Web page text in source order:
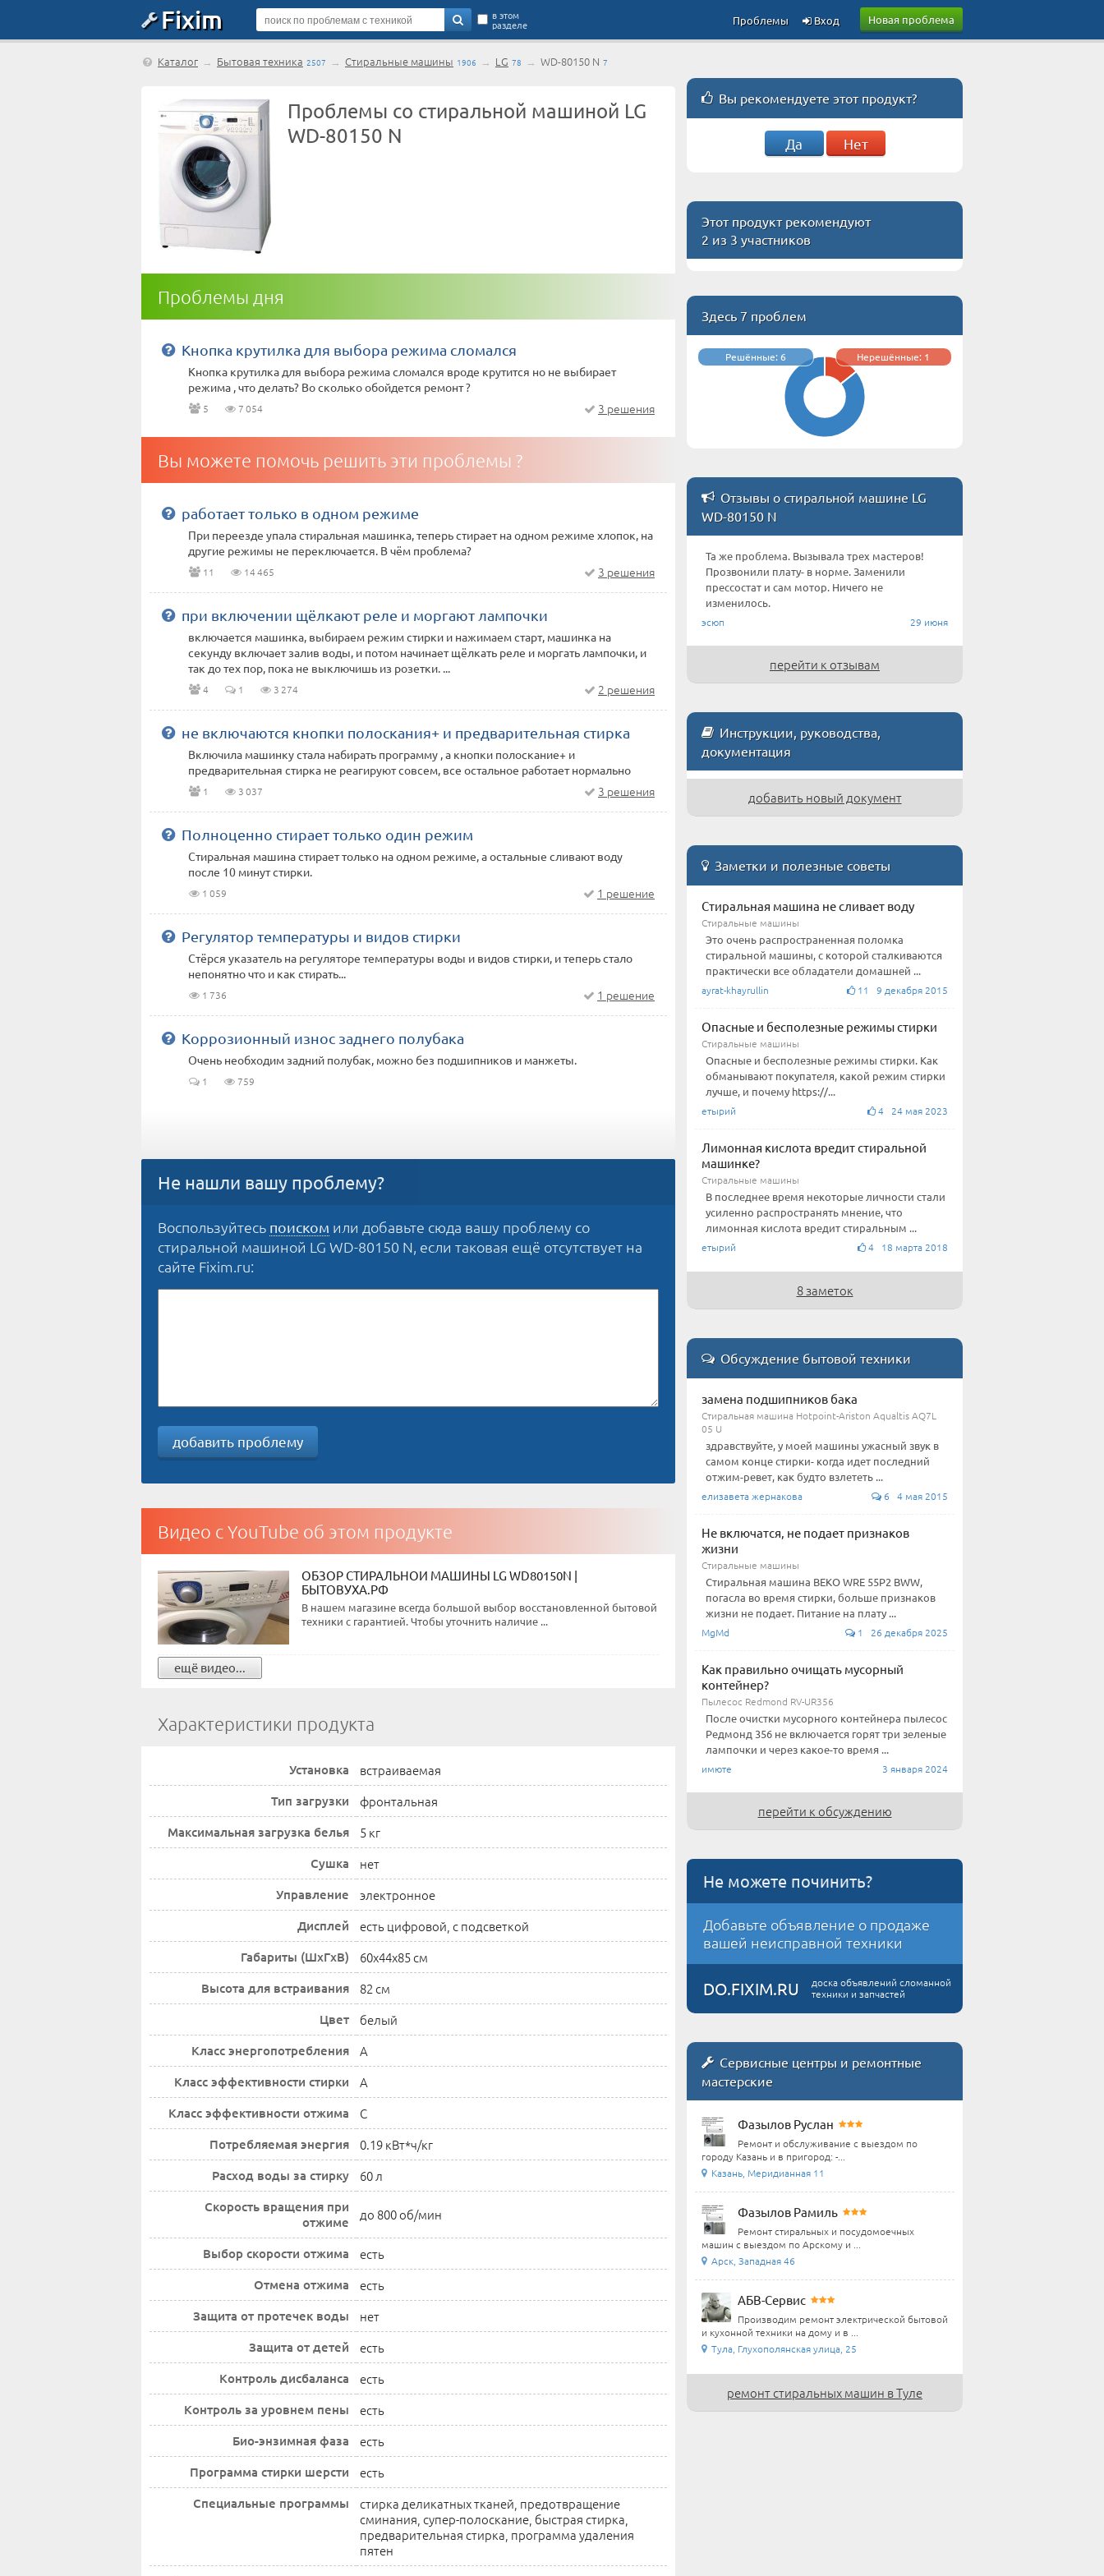
Fixim Новая проблема
в этом
разделе Вход
Проблемы
Каталог → Бытовая техника 2507 → Стиральные машины 1906 → LG 78 → WD-80150 N 7
Проблемы со стиральной машиной LG
WD-80150 N
Проблемы дня
Кнопка крутилка для выбора режима сломался
Кнопка крутилка для выбора режима сломался вроде крутится но не выбирает
режима , что делать? Во сколько обойдется ремонт ?
5 7 054 3 решения
Вы можете помочь решить эти проблемы ?
работает только в одном режиме
При переезде упала стиральная машинка, теперь стирает на одном режиме хлопок, на
другие режимы не переключается. В чём проблема?
11 14 465 3 решения
при включении щёлкают реле и моргают лампочки
включается машинка, выбираем режим стирки и нажимаем старт, машинка на
секунду включает залив воды, и потом начинает щёлкать реле и моргать лампочки, и
так до тех пор, пока не выключишь из розетки. ...
4 1 3 274 2 решения
не включаются кнопки полоскания+ и предварительная стирка
Включила машинку стала набирать программу , а кнопки полоскание+ и
предварительная стирка не реагируют совсем, все остальное работает нормально
1 3 037 3 решения
Полноценно стирает только один режим
Стиральная машина стирает только на одном режиме, а остальные сливают воду
после 10 минут стирки.
1 059 1 решение
Регулятор температуры и видов стирки
Стёрся указатель на регуляторе температуры воды и видов стирки, и теперь стало
непонятно что и как стирать...
1 736 1 решение
Коррозионный износ заднего полубака
Очень необходим задний полубак, можно без подшипников и манжеты.
1 759
Не нашли вашу проблему?
Воспользуйтесь поиском или добавьте сюда вашу проблему со
стиральной машиной LG WD-80150 N, если таковая ещё отсутствует на
сайте Fixim.ru:
добавить проблему
Видео с YouTube об этом продукте
ОБЗОР СТИРАЛЬНОЙ МАШИНЫ LG WD80150N |
БЫТОВУХА.РФ
В нашем магазине всегда большой выбор восстановленной бытовой
техники с гарантией. Чтобы уточнить наличие ...
ещё видео...
Характеристики продукта
Установка встраиваемая
Тип загрузки фронтальная
Максимальная загрузка белья 5 кг
Сушка нет
Управление электронное
Дисплей есть цифровой, с подсветкой
Габариты (ШxГxВ) 60x44x85 см
Высота для встраивания 82 см
Цвет белый
Класс энергопотребления A
Класс эффективности стирки A
Класс эффективности отжима C
Потребляемая энергия 0.19 кВт*ч/кг
Расход воды за стирку 60 л
Скорость вращения при
отжиме
до 800 об/мин
Выбор скорости отжима есть
Отмена отжима есть
Защита от протечек воды нет
Защита от детей есть
Контроль дисбаланса есть
Контроль за уровнем пены есть
Био-энзимная фаза есть
Программа стирки шерсти есть
Специальные программы
стирка деликатных тканей, предотвращение
сминания, супер-полоскание, быстрая стирка,
предварительная стирка, программа удаления
пятен
Вы рекомендуете этот продукт?
Да Нет
Этот продукт рекомендуют
2 из 3 участников
Здесь 7 проблем
Решённые: 6 Нерешённые: 1
Отзывы о стиральной машине LG
WD-80150 N
Та же проблема. Вызывала трех мастеров!
Прозвонили плату- в норме. Заменили
прессостат и сам мотор. Ничего не
изменилось.
эсюп 29 июня
перейти к отзывам
Инструкции, руководства,
документация
добавить новый документ
Заметки и полезные советы
Стиральная машина не сливает воду
Стиральные машины
Это очень распространенная поломка
стиральной машины, с которой сталкиваются
практически все обладатели домашней ...
ayrat-khayrullin 11 9 декабря 2015
Опасные и бесполезные режимы стирки
Стиральные машины
Опасные и бесполезные режимы стирки. Как
обманывают покупателя, какой режим стирки
лучше, и почему https://...
етырий 4 24 мая 2023
Лимонная кислота вредит стиральной
машинке?
Стиральные машины
В последнее время некоторые личности стали
усиленно распространять мнение, что
лимонная кислота вредит стиральным ...
етырий 4 18 марта 2018
8 заметок
Обсуждение бытовой техники
замена подшипников бака
Стиральная машина Hotpoint-Ariston Aqualtis AQ7L
05 U
здравствуйте, у моей машины ужасный звук в
самом конце стирки- когда идет последний
отжим-ревет, как будто взлететь ...
елизавета жернакова 6 4 мая 2015
Не включатся, не подает признаков
жизни
Стиральные машины
Стиральная машина BEKO WRE 55P2 BWW,
погасла во время стирки, больше признаков
жизни не подает. Питание на плату ...
MgMd 1 26 декабря 2025
Как правильно очищать мусорный
контейнер?
Пылесос Redmond RV-UR356
После очистки мусорного контейнера пылесос
Редмонд 356 не включается горят три зеленые
лампочки и через какое-то время ...
имюте 3 января 2024
перейти к обсуждению
Не можете починить?
Добавьте объявление о продаже
вашей неисправной техники
DO.FIXIM.RU
доска объявлений сломанной
техники и запчастей
Сервисные центры и ремонтные
мастерские
Фазылов Руслан
Ремонт и обслуживание с выездом по
городу Казань и в пригород: -...
Казань, Меридианная 11
Фазылов Рамиль
Ремонт стиральных и посудомоечных
машин с выездом по Арскому и ...
Арск, Западная 46
АБВ-Сервис
Производим ремонт электрической бытовой
и кухонной техники на дому и в ...
Тула, Глухополянская улица, 25
ремонт стиральных машин в Туле